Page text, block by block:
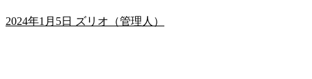
2024年1月5日 ズリオ（管理人）